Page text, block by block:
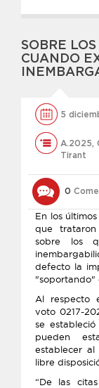
SOBRE
CUANDO
5
A.2025,
Tirant
0
En los
que
sobre los
defecto la
"soportando"
Al respecto
voto 0217-
se
pueden
establecer al
libre
“De las